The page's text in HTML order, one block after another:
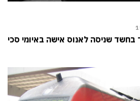
שניסה לאנוס אישה באיומי סכין